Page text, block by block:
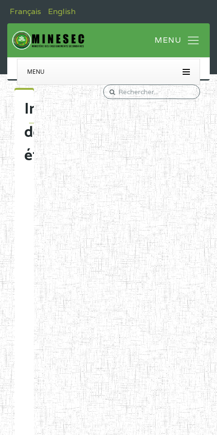
Français English
MENU
Immatriculation
des
établissements
Etablissements
d'enseignement
normal
ENI
Chercher:
Effacer les filtres
Denomination
Type